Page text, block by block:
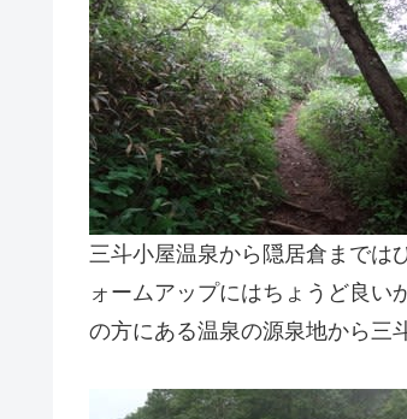
三斗小屋温泉から隠居倉までは
ォームアップにはちょうど良い
の方にある温泉の源泉地から三